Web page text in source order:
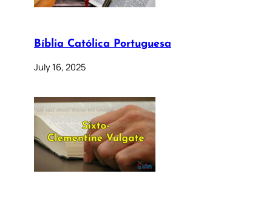
Bíblia Católica Portuguesa
July 16, 2025